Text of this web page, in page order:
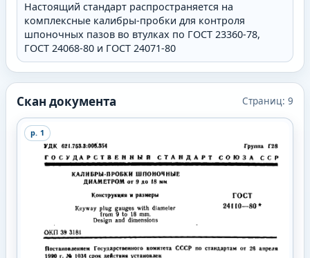
Настоящий стандарт распространяется на
комплексные калибры-пробки для контроля
шпоночных пазов во втулках по ГОСТ 23360-78,
ГОСТ 24068-80 и ГОСТ 24071-80
Скан документа Страниц:9
p. 1